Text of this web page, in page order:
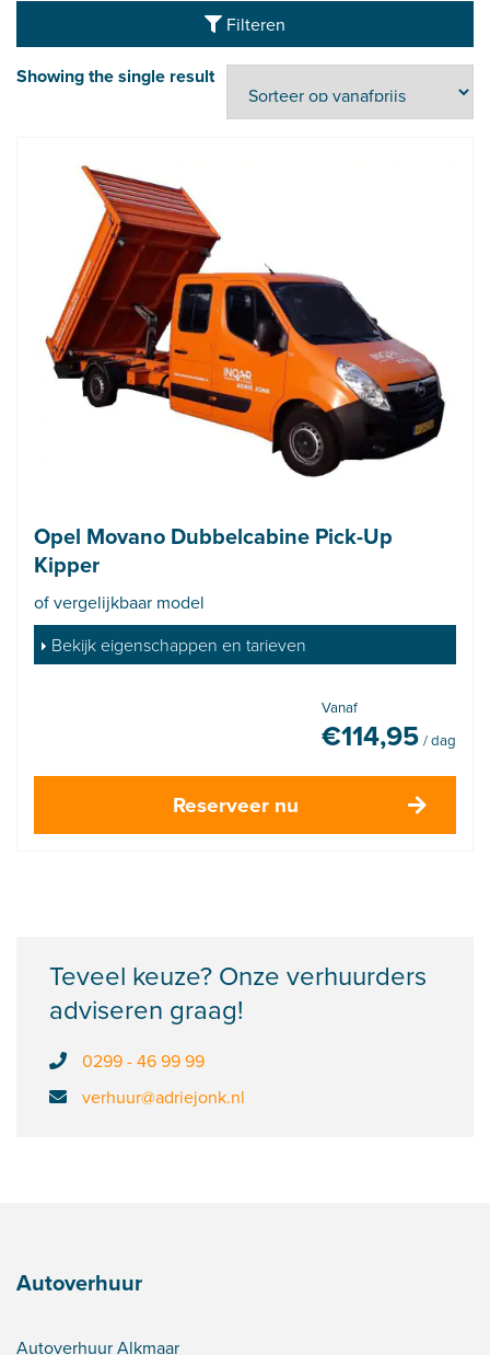
Filteren
Showing the single result
Opel Movano Dubbelcabine Pick-Up
Kipper
of vergelijkbaar model
Bekijk eigenschappen en tarieven
Vanaf
€114,95 / dag
Reserveer nu
Teveel keuze? Onze verhuurders
adviseren graag!
0299 - 46 99 99
verhuur@adriejonk.nl
Autoverhuur
Autoverhuur Alkmaar